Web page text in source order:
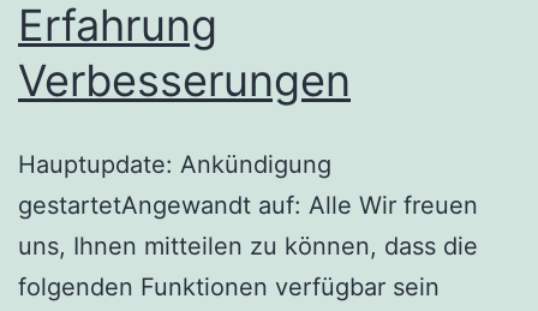
Erfahrung
Verbesserungen
Hauptupdate: Ankündigung
gestartetAngewandt auf: Alle Wir freuen
uns, Ihnen mitteilen zu können, dass die
folgenden Funktionen verfügbar sein